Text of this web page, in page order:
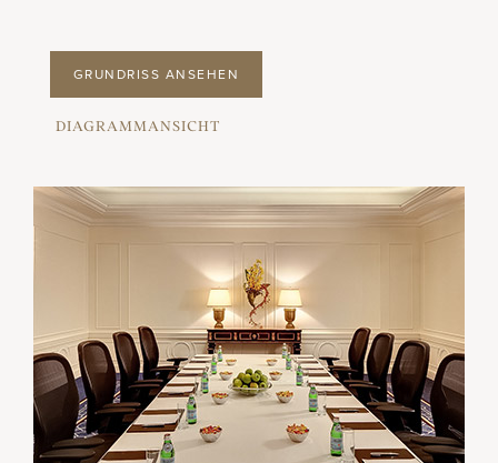
GRUNDRISS ANSEHEN
DIAGRAMMANSICHT